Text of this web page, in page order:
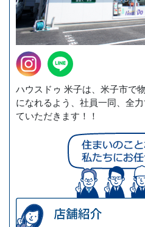
ハウスドゥ 米子は、米子市で
になれるよう、社員一同、全
ていただきます！！